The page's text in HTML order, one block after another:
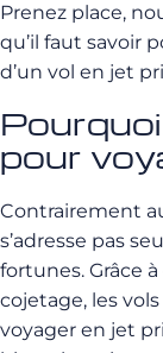
Prenez place,
qu’il faut savoir
d’un vol en jet
pour
Contrairement
s’adresse pas
fortunes. Grâce
cojetage, les
voyager en jet